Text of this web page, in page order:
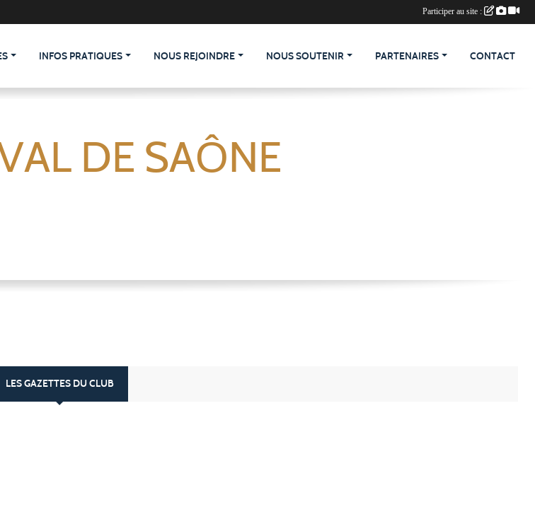
INFOS PRATIQUES NOUS REJOINDRE NOUS SOUTENIR PARTENAIRES CONTACT
DE SAÔNE
LES GAZETTES DU CLUB
Participer au site :